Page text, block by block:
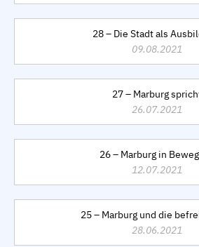
28 – Die Stadt als
09.08.2021
27 – Marburg
26.07.2021
26 – Marburg in
12.07.2021
25 – Marburg und die
28.06.2021